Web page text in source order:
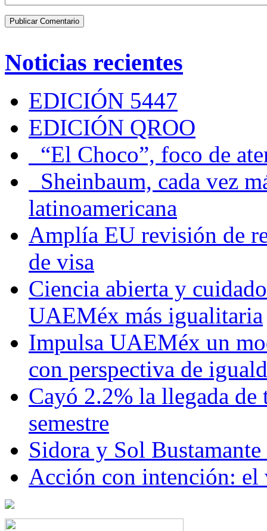
Noticias recientes
EDICIÓN 5447
EDICIÓN QROO
“El Choco”, foco de
Sheinbaum, cada vez
latinoamericana
Amplía EU revisión de
de visa
Ciencia abierta y
UAEMéx más igualitaria
Impulsa UAEMéx un
con perspectiva de
Cayó 2.2% la llegada de
semestre
Sidora y Sol
Acción con intención: el